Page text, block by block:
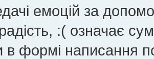
емоцій за
:( означає
в формі написання